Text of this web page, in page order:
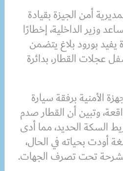
أمن الجيزة بقيادة
وزير الداخلية، إخطارًا
بورود بلاغ يتضمن
القطار، بدائرة
الأمنية برفقة سيارة
وتبين أن القطار صدم
السكة الحديد، مما أدى
أودت بحياته في الحال،
تحت تصرف الجهات.